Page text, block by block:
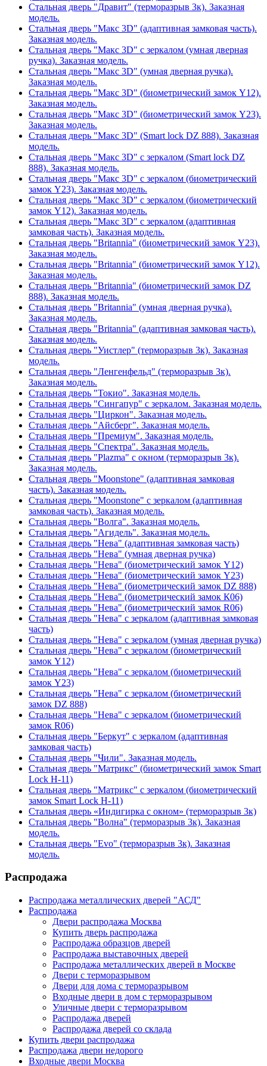
Стальная дверь "Дравит" (терморазрыв 3к). Заказная
модель.
Стальная дверь "Макс 3D" (адаптивная замковая часть).
Заказная модель.
Стальная дверь "Макс 3D" с зеркалом (умная дверная
ручка). Заказная модель.
Стальная дверь "Макс 3D" (умная дверная ручка).
Заказная модель.
Стальная дверь "Макс 3D" (биометрический замок Y12).
Заказная модель.
Стальная дверь "Макс 3D" (биометрический замок Y23).
Заказная модель.
Стальная дверь "Макс 3D" (Smart lock DZ 888). Заказная
модель.
Стальная дверь "Макс 3D" с зеркалом (Smart lock DZ
888). Заказная модель.
Стальная дверь "Макс 3D" с зеркалом (биометрический
замок Y23). Заказная модель.
Стальная дверь "Макс 3D" с зеркалом (биометрический
замок Y12). Заказная модель.
Стальная дверь "Макс 3D" с зеркалом (адаптивная
замковая часть). Заказная модель.
Стальная дверь "Britannia" (биометрический замок Y23).
Заказная модель.
Стальная дверь "Britannia" (биометрический замок Y12).
Заказная модель.
Стальная дверь "Britannia" (биометрический замок DZ
888). Заказная модель.
Стальная дверь "Britannia" (умная дверная ручка).
Заказная модель.
Стальная дверь "Britannia" (адаптивная замковая часть).
Заказная модель.
Стальная дверь "Уистлер" (терморазрыв 3к). Заказная
модель.
Стальная дверь "Ленгенфельд" (терморазрыв 3к).
Заказная модель.
Стальная дверь "Токио". Заказная модель.
Стальная дверь "Сингапур" с зеркалом. Заказная модель.
Стальная дверь "Циркон". Заказная модель.
Стальная дверь "Айсберг". Заказная модель.
Стальная дверь "Премиум". Заказная модель.
Стальная дверь "Спектра". Заказная модель.
Стальная дверь "Plazma" с окном (терморазрыв 3к).
Заказная модель.
Стальная дверь "Moonstone" (адаптивная замковая
часть). Заказная модель.
Стальная дверь "Moonstone" с зеркалом (адаптивная
замковая часть). Заказная модель.
Стальная дверь "Волга". Заказная модель.
Стальная дверь "Агидель". Заказная модель.
Стальная дверь "Нева" (адаптивная замковая часть)
Стальная дверь "Нева" (умная дверная ручка)
Стальная дверь "Нева" (биометрический замок Y12)
Стальная дверь "Нева" (биометрический замок Y23)
Стальная дверь "Нева" (биометрический замок DZ 888)
Стальная дверь "Нева" (биометрический замок К06)
Стальная дверь "Нева" (биометрический замок R06)
Стальная дверь "Нева" с зеркалом (адаптивная замковая
часть)
Стальная дверь "Нева" с зеркалом (умная дверная ручка)
Стальная дверь "Нева" с зеркалом (биометрический
замок Y12)
Стальная дверь "Нева" с зеркалом (биометрический
замок Y23)
Стальная дверь "Нева" с зеркалом (биометрический
замок DZ 888)
Стальная дверь "Нева" с зеркалом (биометрический
замок R06)
Стальная дверь "Беркут" с зеркалом (адаптивная
замковая часть)
Стальная дверь "Чили". Заказная модель.
Стальная дверь "Матрикс" (биометрический замок Smart
Lock H-11)
Стальная дверь "Матрикс" с зеркалом (биометрический
замок Smart Lock H-11)
Стальная дверь «Индигирка с окном» (терморазрыв 3к)
Стальная дверь "Волна" (терморазрыв 3к). Заказная
модель.
Стальная дверь "Evo" (терморазрыв 3к). Заказная
модель.
Распродажа
Распродажа металлических дверей "АСД"
Распродажа
Двери распродажа Москва
Купить дверь распродажа
Распродажа образцов дверей
Распродажа выставочных дверей
Распродажа металлических дверей в Москве
Двери с терморазрывом
Двери для дома с терморазрывом
Входные двери в дом с терморазрывом
Уличные двери с терморазрывом
Распродажа дверей
Распродажа дверей со склада
Купить двери распродажа
Распродажа двери недорого
Входные двери Москва